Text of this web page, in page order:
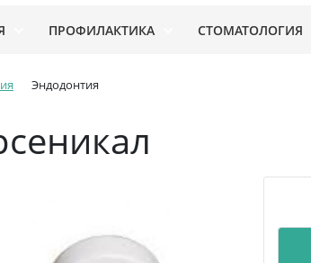
ПРОФИЛАКТИКА СТОМАТОЛОГИЯ
Эндодонтия